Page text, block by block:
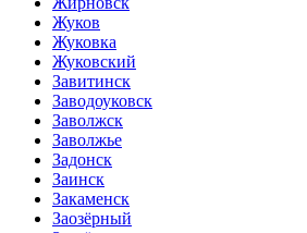
Жуков
Жуковка
Жуковский
Завитинск
Заводоуковск
Заволжск
Заволжье
Задонск
Заинск
Закаменск
Заозёрный